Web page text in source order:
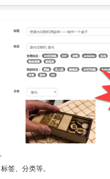
签、分类等。